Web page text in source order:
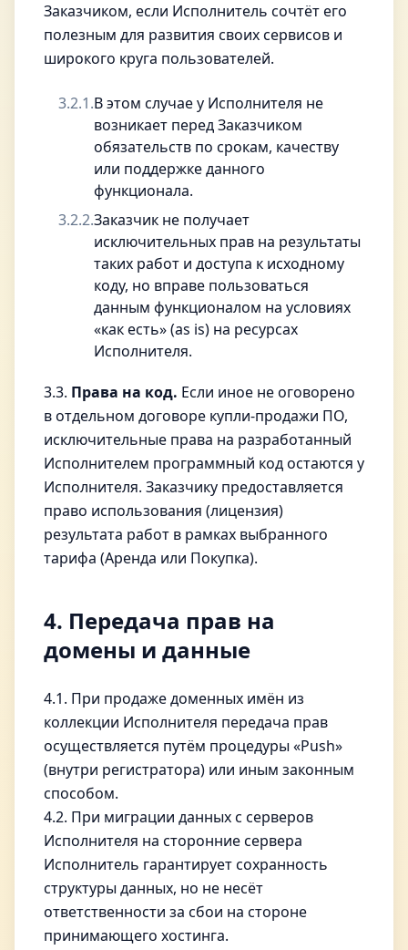
Заказчиком, если Исполнитель сочтёт его
полезным для развития своих сервисов и
широкого круга пользователей.
3.2.1.В этом случае у Исполнителя не
возникает перед Заказчиком
обязательств по срокам, качеству
или поддержке данного
функционала.
3.2.2.Заказчик не получает
исключительных прав на результаты
таких работ и доступа к исходному
коду, но вправе пользоваться
данным функционалом на условиях
«как есть» (as is) на ресурсах
Исполнителя.
3.3. Права на код. Если иное не оговорено
в отдельном договоре купли-продажи ПО,
исключительные права на разработанный
Исполнителем программный код остаются у
Исполнителя. Заказчику предоставляется
право использования (лицензия)
результата работ в рамках выбранного
тарифа (Аренда или Покупка).
4. Передача прав на
домены и данные
4.1. При продаже доменных имён из
коллекции Исполнителя передача прав
осуществляется путём процедуры «Push»
(внутри регистратора) или иным законным
способом.
4.2. При миграции данных с серверов
Исполнителя на сторонние сервера
Исполнитель гарантирует сохранность
структуры данных, но не несёт
ответственности за сбои на стороне
принимающего хостинга.